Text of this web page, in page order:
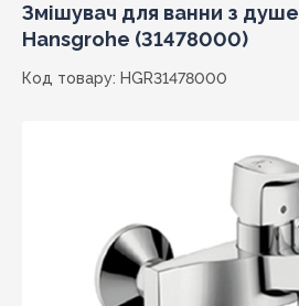
Змішувач для ванни з
Hansgrohe (31478000)
Код товару: HGR31478000